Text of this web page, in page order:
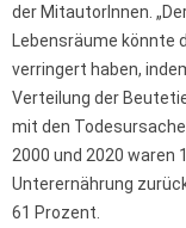
der MitautorInnen.
Lebensräume könnte
verringert haben,
Verteilung der
mit den
2000 und 2020
Unterernährung
61 Prozent.